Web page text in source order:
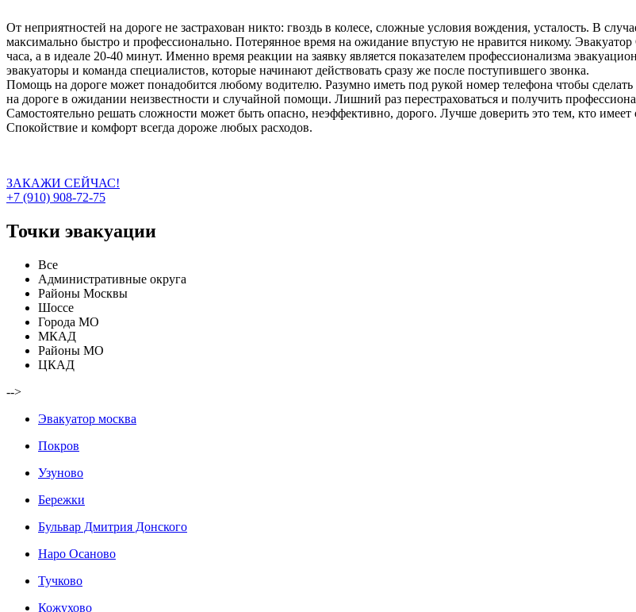
От неприятностей на дороге не застрахован никто: гвоздь в колесе, сложные условия вождения, усталость. В
максимально быстро и профессионально. Потерянное время на ожидание впустую не нравится никому. Эвакуатор
часа, а в идеале 20-40 минут. Именно время реакции на заявку является показателем профессионализма
эвакуаторы и команда специалистов, которые начинают действовать сразу же после поступившего звонка.
Помощь на дороге может понадобится любому водителю. Разумно иметь под рукой номер телефона чтобы
на дороге в ожидании неизвестности и случайной помощи. Лишний раз перестраховаться и получить
Самостоятельно решать сложности может быть опасно, неэффективно, дорого. Лучше доверить это тем, кто
Спокойствие и комфорт всегда дороже любых расходов.
ЗАКАЖИ СЕЙЧАС!
+7 (910) 908-72-75
Точки эвакуации
Все
Административные округа
Районы Москвы
Шоссе
Города МО
МКАД
Районы МО
ЦКАД
-->
Эвакуатор москва
Покров
Узуново
Бережки
Бульвар Дмитрия Донского
Наро Осаново
Тучково
Кожухово